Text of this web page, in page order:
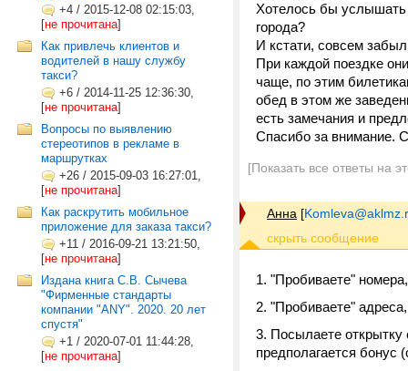
+4 / 2015-12-08 02:15:03,
[не прочитана]
Как привлечь клиентов и
водителей в нашу службу
такси?
+6 / 2014-11-25 12:36:30,
[не прочитана]
Вопросы по выявлению
стереотипов в рекламе в
маршрутках
+26 / 2015-09-03 16:27:01,
[не прочитана]
Как раскрутить мобильное
приложение для заказа такси?
+11 / 2016-09-21 13:21:50,
[не прочитана]
Издана книга С.В. Сычева
"Фирменные стандарты
компании "ANY". 2020. 20 лет
спустя"
+1 / 2020-07-01 11:44:28,
[не прочитана]
Хотелось бы услышать
города?
И кстати, совсем
При каждой поездке
чаще, по этим
обед в этом же
есть замечания и
Спасибо за внимание.
[Показать все ответы на
Анна [
1. "Пробиваете"
2. "Пробиваете"
3. Посылаете открытку
предполагается бонус